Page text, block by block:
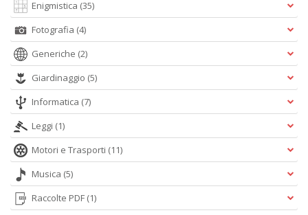
Enigmistica (35)
Fotografia (4)
Generiche (2)
Giardinaggio (5)
Informatica (7)
Leggi (1)
Motori e Trasporti (11)
Musica (5)
Raccolte PDF (1)